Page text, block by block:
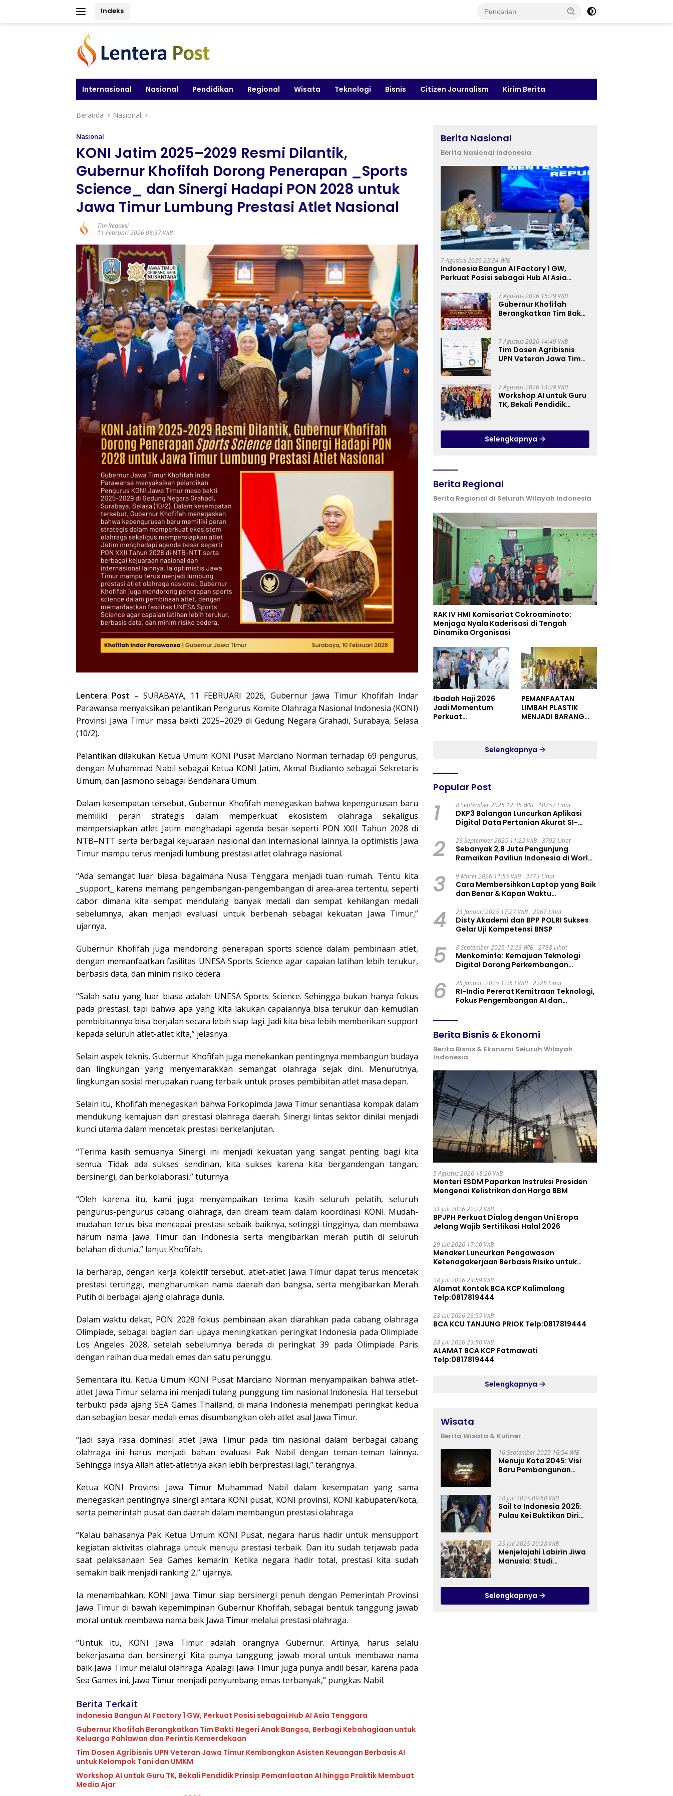
Indeks
Internasional Nasional Pendidikan Regional Wisata Teknologi Bisnis Citizen Journalism Kirim Berita
Beranda Nasional
Nasional
KONI Jatim 2025–2029 Resmi Dilantik,
Gubernur Khofifah Dorong Penerapan _Sports
Science_ dan Sinergi Hadapi PON 2028 untuk
Jawa Timur Lumbung Prestasi Atlet Nasional
Tim Redaksi
11 Februari 2026 08:37 WIB
Lentera Post – SURABAYA, 11 FEBRUARI 2026, Gubernur Jawa Timur Khofifah Indar
Parawansa menyaksikan pelantikan Pengurus Komite Olahraga Nasional Indonesia (KONI)
Provinsi Jawa Timur masa bakti 2025–2029 di Gedung Negara Grahadi, Surabaya, Selasa
(10/2).
Pelantikan dilakukan Ketua Umum KONI Pusat Marciano Norman terhadap 69 pengurus,
dengan Muhammad Nabil sebagai Ketua KONI Jatim, Akmal Budianto sebagai Sekretaris
Umum, dan Jasmono sebagai Bendahara Umum.
Dalam kesempatan tersebut, Gubernur Khofifah menegaskan bahwa kepengurusan baru
memiliki peran strategis dalam memperkuat ekosistem olahraga sekaligus
mempersiapkan atlet Jatim menghadapi agenda besar seperti PON XXII Tahun 2028 di
NTB–NTT serta berbagai kejuaraan nasional dan internasional lainnya. Ia optimistis Jawa
Timur mampu terus menjadi lumbung prestasi atlet olahraga nasional.
“Ada semangat luar biasa bagaimana Nusa Tenggara menjadi tuan rumah. Tentu kita
_support_ karena memang pengembangan-pengembangan di area-area tertentu, seperti
cabor dimana kita sempat mendulang banyak medali dan sempat kehilangan medali
sebelumnya, akan menjadi evaluasi untuk berbenah sebagai kekuatan Jawa Timur,”
ujarnya.
Gubernur Khofifah juga mendorong penerapan sports science dalam pembinaan atlet,
dengan memanfaatkan fasilitas UNESA Sports Science agar capaian latihan lebih terukur,
berbasis data, dan minim risiko cedera.
“Salah satu yang luar biasa adalah UNESA Sports Science. Sehingga bukan hanya fokus
pada prestasi, tapi bahwa apa yang kita lakukan capaiannya bisa terukur dan kemudian
pembibitannya bisa berjalan secara lebih siap lagi. Jadi kita bisa lebih memberikan support
kepada seluruh atlet-atlet kita,” jelasnya.
Selain aspek teknis, Gubernur Khofifah juga menekankan pentingnya membangun budaya
dan lingkungan yang menyemarakkan semangat olahraga sejak dini. Menurutnya,
lingkungan sosial merupakan ruang terbaik untuk proses pembibitan atlet masa depan.
Selain itu, Khofifah menegaskan bahwa Forkopimda Jawa Timur senantiasa kompak dalam
mendukung kemajuan dan prestasi olahraga daerah. Sinergi lintas sektor dinilai menjadi
kunci utama dalam mencetak prestasi berkelanjutan.
“Terima kasih semuanya. Sinergi ini menjadi kekuatan yang sangat penting bagi kita
semua. Tidak ada sukses sendirian, kita sukses karena kita bergandengan tangan,
bersinergi, dan berkolaborasi,” tuturnya.
“Oleh karena itu, kami juga menyampaikan terima kasih seluruh pelatih, seluruh
pengurus-pengurus cabang olahraga, dan dream team dalam koordinasi KONI. Mudah-
mudahan terus bisa mencapai prestasi sebaik-baiknya, setinggi-tingginya, dan membawa
harum nama Jawa Timur dan Indonesia serta mengibarkan merah putih di seluruh
belahan di dunia,” lanjut Khofifah.
Ia berharap, dengan kerja kolektif tersebut, atlet-atlet Jawa Timur dapat terus mencetak
prestasi tertinggi, mengharumkan nama daerah dan bangsa, serta mengibarkan Merah
Putih di berbagai ajang olahraga dunia.
Dalam waktu dekat, PON 2028 fokus pembinaan akan diarahkan pada cabang olahraga
Olimpiade, sebagai bagian dari upaya meningkatkan peringkat Indonesia pada Olimpiade
Los Angeles 2028, setelah sebelumnya berada di peringkat 39 pada Olimpiade Paris
dengan raihan dua medali emas dan satu perunggu.
Sementara itu, Ketua Umum KONI Pusat Marciano Norman menyampaikan bahwa atlet-
atlet Jawa Timur selama ini menjadi tulang punggung tim nasional Indonesia. Hal tersebut
terbukti pada ajang SEA Games Thailand, di mana Indonesia menempati peringkat kedua
dan sebagian besar medali emas disumbangkan oleh atlet asal Jawa Timur.
“Jadi saya rasa dominasi atlet Jawa Timur pada tim nasional dalam berbagai cabang
olahraga ini harus menjadi bahan evaluasi Pak Nabil dengan teman-teman lainnya.
Sehingga insya Allah atlet-atletnya akan lebih berprestasi lagi,” terangnya.
Ketua KONI Provinsi Jawa Timur Muhammad Nabil dalam kesempatan yang sama
menegaskan pentingnya sinergi antara KONI pusat, KONI provinsi, KONI kabupaten/kota,
serta pemerintah pusat dan daerah dalam membangun prestasi olahraga
“Kalau bahasanya Pak Ketua Umum KONI Pusat, negara harus hadir untuk mensupport
kegiatan aktivitas olahraga untuk menuju prestasi terbaik. Dan itu sudah terjawab pada
saat pelaksanaan Sea Games kemarin. Ketika negara hadir total, prestasi kita sudah
semakin baik menjadi ranking 2,” ujarnya.
Ia menambahkan, KONI Jawa Timur siap bersinergi penuh dengan Pemerintah Provinsi
Jawa Timur di bawah kepemimpinan Gubernur Khofifah, sebagai bentuk tanggung jawab
moral untuk membawa nama baik Jawa Timur melalui prestasi olahraga.
“Untuk itu, KONI Jawa Timur adalah orangnya Gubernur. Artinya, harus selalu
bekerjasama dan bersinergi. Kita punya tanggung jawab moral untuk membawa nama
baik Jawa Timur melalui olahraga. Apalagi Jawa Timur juga punya andil besar, karena pada
Sea Games ini, Jawa Timur menjadi penyumbang emas terbanyak,” pungkas Nabil.
Berita Terkait
Indonesia Bangun AI Factory 1 GW, Perkuat Posisi sebagai Hub AI Asia Tenggara
Gubernur Khofifah Berangkatkan Tim Bakti Negeri Anak Bangsa, Berbagi Kebahagiaan untuk
Keluarga Pahlawan dan Perintis Kemerdekaan
Tim Dosen Agribisnis UPN Veteran Jawa Timur Kembangkan Asisten Keuangan Berbasis AI
untuk Kelompok Tani dan UMKM
Workshop AI untuk Guru TK, Bekali Pendidik Prinsip Pemanfaatan AI hingga Praktik Membuat
Media Ajar
Berita Nasional
Berita Nasional Indonesia
7 Agustus 2026 22:24 WIB
Indonesia Bangun AI Factory 1 GW,
Perkuat Posisi sebagai Hub AI Asia
7 Agustus 2026 15:29 WIB
Gubernur Khofifah
Berangkatkan Tim Bakti
untuk Keluarga
Pahlawan dan Perintis
Kemerdekaan
7 Agustus 2026 14:49 WIB
Tim Dosen Agribisnis
UPN Veteran Jawa Timur
untuk Kelompok Tani
dan UMKM
7 Agustus 2026 14:29 WIB
Workshop AI untuk Guru
TK, Bekali Pendidik
Membuat Media Ajar
Selengkapnya
Berita Regional
Berita Regional di Seluruh Wilayah Indonesia
RAK IV HMI Komisariat Cokroaminoto:
Menjaga Nyala Kaderisasi di Tengah
Dinamika Organisasi
Ibadah Haji 2026
Jadi Momentum
Perkuat
PEMANFAATAN
LIMBAH PLASTIK
MENJADI BARANG
RESIDENCE
Selengkapnya
Popular Post
1 8 September 2025 12:35 WIB 10757 Lihat
DKP3 Balangan Luncurkan Aplikasi
Digital Data Pertanian Akurat SI-
2 26 September 2025 11:22 WIB 3792 Lihat
Sebanyak 2,8 Juta Pengunjung
Ramaikan Paviliun Indonesia di World
3 9 Maret 2026 11:55 WIB 3773 Lihat
Cara Membersihkan Laptop yang Baik
dan Benar & Kapan Waktu
4 23 Januari 2025 17:27 WIB 2967 Lihat
Disty Akademi dan BPP POLRI Sukses
Gelar Uji Kompetensi BNSP
5 8 September 2025 12:23 WIB 2788 Lihat
Menkominfo: Kemajuan Teknologi
Digital Dorong Perkembangan
6 25 Januari 2025 12:53 WIB 2728 Lihat
RI-India Pererat Kemitraan Teknologi,
Fokus Pengembangan AI dan
Berita Bisnis & Ekonomi
Berita Bisnis & Ekonomi Seluruh Wilayah
Indonesia
5 Agustus 2026 18:26 WIB
Menteri ESDM Paparkan Instruksi Presiden
Mengenai Kelistrikan dan Harga BBM
31 Juli 2026 22:22 WIB
BPJPH Perkuat Dialog dengan Uni Eropa
Jelang Wajib Sertifikasi Halal 2026
29 Juli 2026 17:00 WIB
Menaker Luncurkan Pengawasan
Ketenagakerjaan Berbasis Risiko untuk
28 Juli 2026 23:59 WIB
Alamat Kontak BCA KCP Kalimalang
Telp:0817819444
28 Juli 2026 23:55 WIB
BCA KCU TANJUNG PRIOK Telp:0817819444
28 Juli 2026 23:50 WIB
ALAMAT BCA KCP Fatmawati
Telp:0817819444
Selengkapnya
Wisata
Berita Wisata & Kuliner
16 September 2025 16:54 WIB
Menuju Kota 2045: Visi
Baru Pembangunan
28 Juli 2025 09:50 WIB
Sail to Indonesia 2025:
Pulau Kei Buktikan Diri
25 Juli 2025 20:28 WIB
Menjelajahi Labirin Jiwa
Manusia: Studi
Pandanaran di RSJ
Grhasia
Selengkapnya